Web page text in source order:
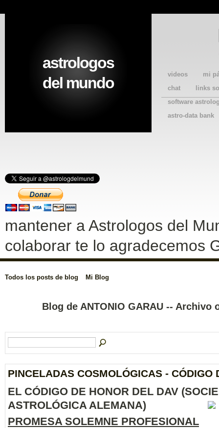
videos
mi
chat
links
software
astro-data bank
astrologos
del mundo
mantener a Astrologos del
colaborar te lo agradecemos
Todos los posts de blog Mi Blog
Blog de ANTONIO GARAU -- Archivo
PINCELADAS COSMOLÓGICAS - CÓDIGO
EL CÓDIGO DE HONOR DEL DAV
ASTROLÓGICA ALEMANA)
PROMESA SOLEMNE PROFESIONAL